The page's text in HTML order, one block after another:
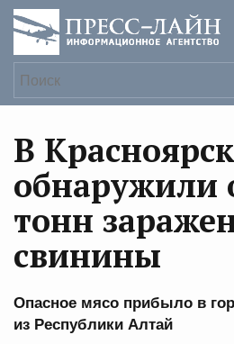
В
обнаружили
тонн
свинины
Опасное мясо прибыло в
из Республики Алтай